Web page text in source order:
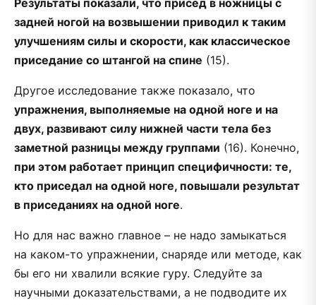
Результаты показали, что присед в ножницы с
задней ногой на возвышении приводил к таким
улучшениям силы и скорости, как классическое
приседание со штангой на спине (15).
Другое исследование также показало, что
упражнения, выполняемые на одной ноге и на
двух, развивают силу нижней части тела без
заметной разницы между группами (16). Конечно,
при этом работает принцип специфичности: те,
кто приседал на одной ноге, повышали результат
в приседаниях на одной ноге.
Но для нас важно главное – не надо замыкаться
на каком-то упражнении, снаряде или методе, как
бы его ни хвалили всякие гуру. Следуйте за
научными доказательствами, а не подводите их